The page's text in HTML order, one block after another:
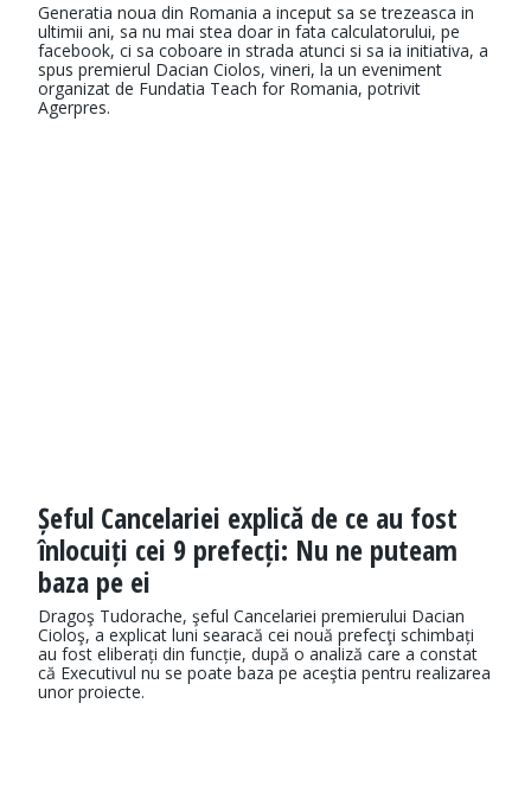
Generatia noua din Romania a inceput sa se trezeasca in
ultimii ani, sa nu mai stea doar in fata calculatorului, pe
facebook, ci sa coboare in strada atunci si sa ia initiativa, a
spus premierul Dacian Ciolos, vineri, la un eveniment
organizat de Fundatia Teach for Romania, potrivit
Agerpres.
Șeful Cancelariei explică de ce au fost
înlocuiți cei 9 prefecți: Nu ne puteam
baza pe ei
Dragoş Tudorache, şeful Cancelariei premierului Dacian
Cioloş, a explicat luni searacă cei nouă prefecţi schimbați
au fost eliberați din funcție, după o analiză care a constat
că Executivul nu se poate baza pe aceştia pentru realizarea
unor proiecte.